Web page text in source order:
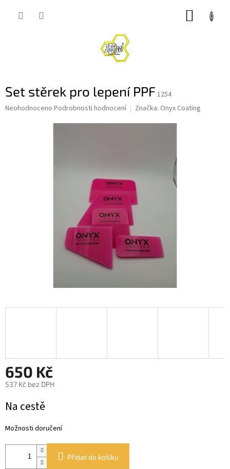
Set stěrek pro lepení PPF 1254
Průměrné
Neohodnoceno Podrobnosti hodnocení Značka: Onyx Coating
650 Kč
537 Kč bez DPH
cena:
Na cestě
Možnosti doručení
Přidat do košíku